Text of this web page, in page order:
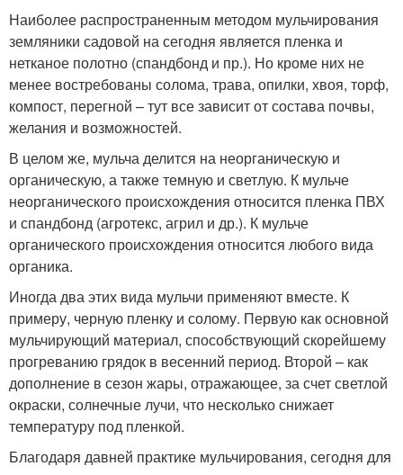
Наиболее распространенным методом мульчирования
земляники садовой на сегодня является пленка и
нетканое полотно (спандбонд и пр.). Но кроме них не
менее востребованы солома, трава, опилки, хвоя, торф,
компост, перегной – тут все зависит от состава почвы,
желания и возможностей.
В целом же, мульча делится на неорганическую и
органическую, а также темную и светлую. К мульче
неорганического происхождения относится пленка ПВХ
и спандбонд (агротекс, агрил и др.). К мульче
органического происхождения относится любого вида
органика.
Иногда два этих вида мульчи применяют вместе. К
примеру, черную пленку и солому. Первую как основной
мульчирующий материал, способствующий скорейшему
прогреванию грядок в весенний период. Второй – как
дополнение в сезон жары, отражающее, за счет светлой
окраски, солнечные лучи, что несколько снижает
температуру под пленкой.
Благодаря давней практике мульчирования, сегодня для